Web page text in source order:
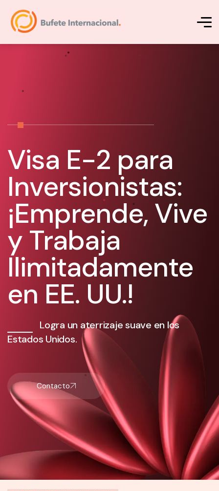
Logra un aterrizaje suave en los
Estados Unidos.
Visa E-2 para
Inversionistas:
¡Emprende, Vive
y Trabaja
Ilimitadamente
en EE. UU.!
Contacto